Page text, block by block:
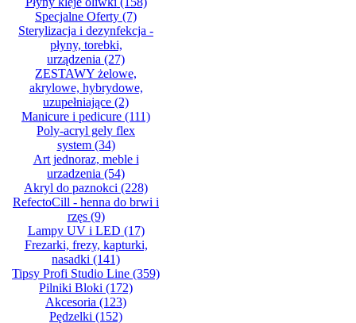
Specjalne Oferty (7)
Sterylizacja i dezynfekcja -
płyny, torebki,
urządzenia (27)
ZESTAWY żelowe,
akrylowe, hybrydowe,
uzupełniające (2)
Manicure i pedicure (111)
Poly-acryl gely flex
system(34)
Art jednoraz, meble i
urzadzenia (54)
Akryl do paznokci (228)
RefectoCill - henna do brwi i
rzęs(9)
Lampy UV i LED (17)
Frezarki, frezy, kapturki,
nasadki (141)
Tipsy Profi Studio Line (359)
Pilniki Bloki (172)
Akcesoria (123)
Pędzelki (152)